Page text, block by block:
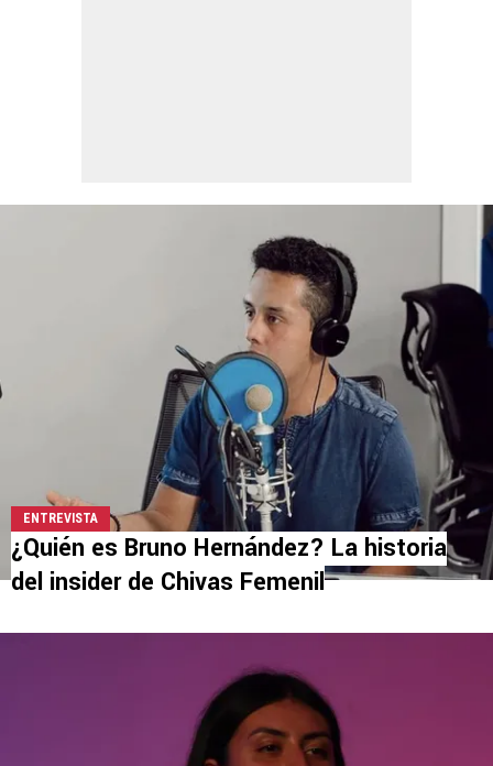
ENTREVISTA
¿Quién es Bruno Hernández? La historia
del insider de Chivas Femenil